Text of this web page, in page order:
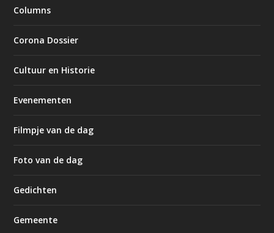
Columns
Corona Dossier
Cultuur en Historie
Evenementen
Filmpje van de dag
Foto van de dag
Gedichten
Gemeente